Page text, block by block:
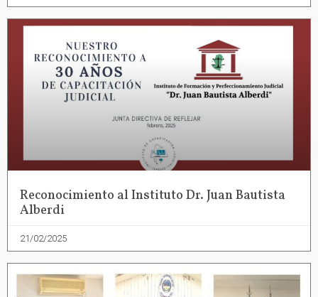
Reconocimiento al Instituto Dr. Juan Bautista
Alberdi
21/02/2025